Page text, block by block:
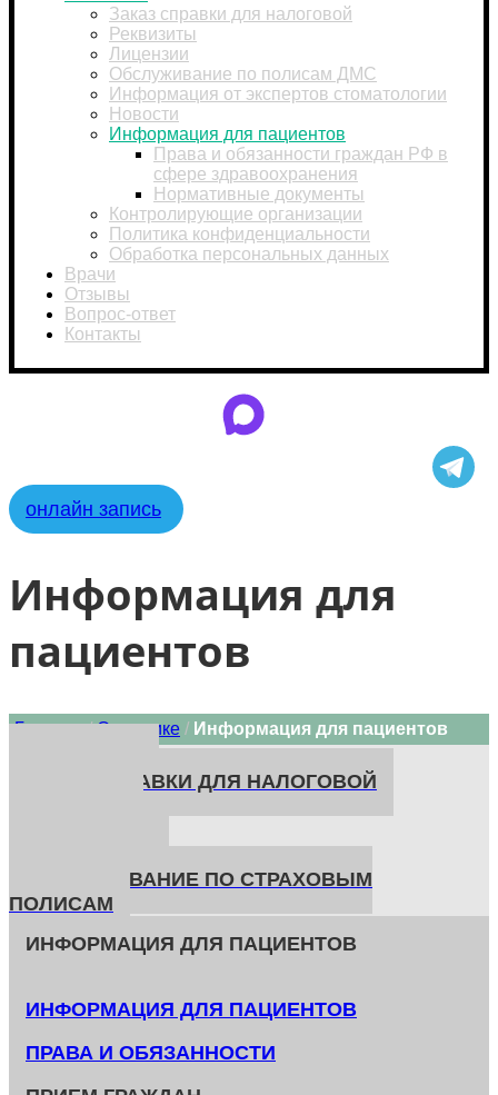
Заказ справки для налоговой
Реквизиты
Лицензии
Обслуживание по полисам ДМС
Информация от экспертов стоматологии
Новости
Информация для пациентов
Права и обязанности граждан РФ в
сфере здравоохранения
Нормативные документы
Контролирующие организации
Политика конфиденциальности
Обработка персональных данных
Врачи
Отзывы
Вопрос-ответ
Контакты
онлайн запись
Информация для
пациентов
Главная/О клинике / Информация для пациентов
ЗАКАЗ СПРАВКИ ДЛЯ НАЛОГОВОЙ
ОБСЛУЖИВАНИЕ ПО СТРАХОВЫМ
ПОЛИСАМ
ИНФОРМАЦИЯ ДЛЯ ПАЦИЕНТОВ
ИНФОРМАЦИЯ ДЛЯ ПАЦИЕНТОВ
ПРАВА И ОБЯЗАННОСТИ